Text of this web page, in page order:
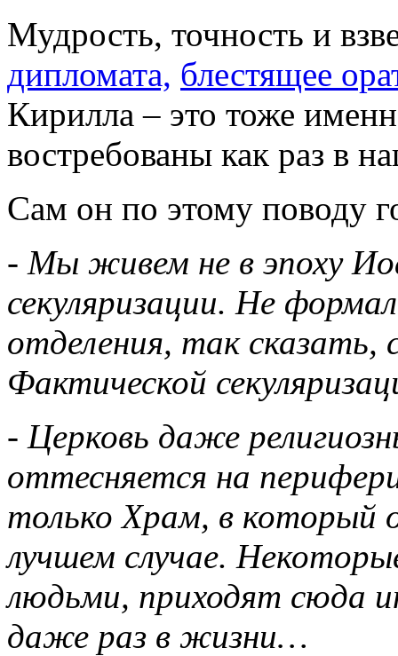
Мудрость, точность и
дипломата, блестящее
Кирилла – это тоже
востребованы как раз в
Сам он по этому поводу
- Мы живем не в эпоху
секуляризации. Не
отделения, так сказать,
Фактической
- Церковь даже
оттесняется на
только Храм, в который
лучшем случае.
людьми, приходят сюда
даже раз в жизни…